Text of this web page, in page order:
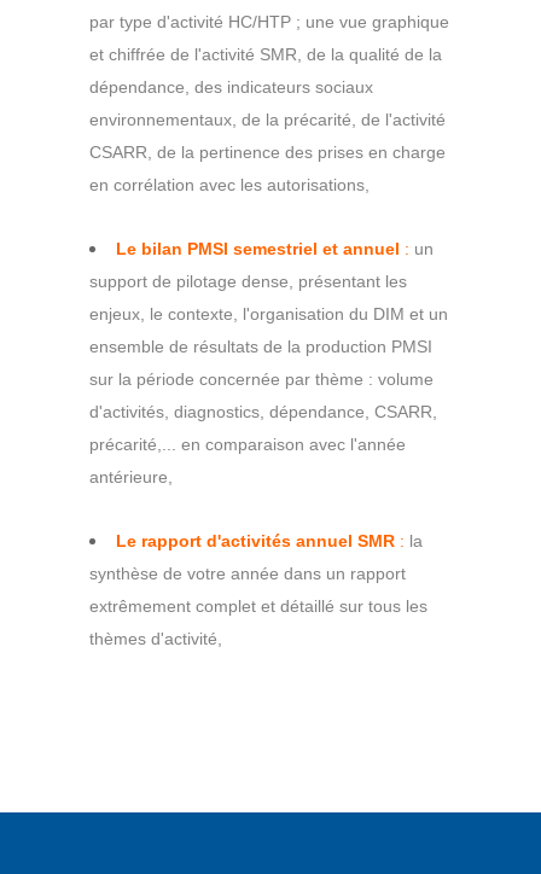
par type d'activité HC/HTP ; une vue graphique
et chiffrée de l'activité SMR, de la qualité de la
dépendance, des indicateurs sociaux
environnementaux, de la précarité, de l'activité
CSARR, de la pertinence des prises en charge
en corrélation avec les autorisations,
Le bilan PMSI semestriel et annuel : un
support de pilotage dense, présentant les
enjeux, le contexte, l'organisation du DIM et un
ensemble de résultats de la production PMSI
sur la période concernée par thème : volume
d'activités, diagnostics, dépendance, CSARR,
précarité,... en comparaison avec l'année
antérieure,
Le rapport d'activités annuel SMR : la
synthèse de votre année dans un rapport
extrêmement complet et détaillé sur tous les
thèmes d'activité,